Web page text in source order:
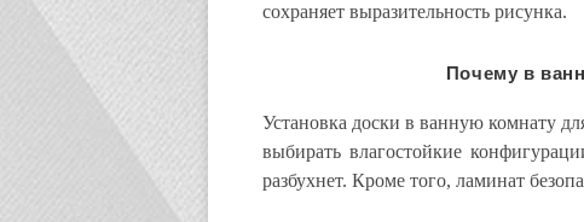
сохраняет выразительность рисунка.
Почему в
Установка доски в ванную комнату
выбирать влагостойкие
разбухнет. Кроме того, ламинат